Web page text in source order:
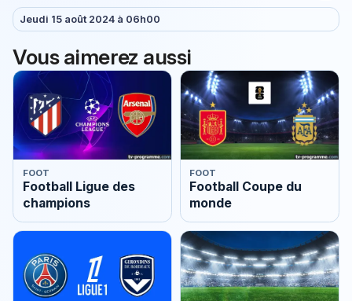
Jeudi 15 août 2024 à 06h00
Vous aimerez aussi
FOOT
Football Ligue des
champions
FOOT
Football Coupe du
monde